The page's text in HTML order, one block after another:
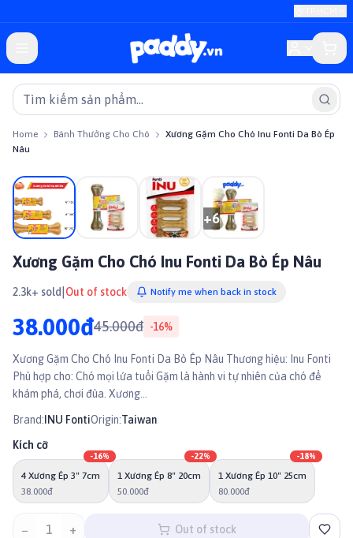
Home Bánh Thưởng Cho Chó
Xương Gặm Cho Chó Inu Fonti Da Bò Ép
Nâu
On sale
+6
Xương Gặm Cho Chó Inu Fonti Da Bò Ép Nâu
2.3k+ sold Out of stock Notify me when back in stock
38.000đ45.000đ -16%
Xương Gặm Cho Chó Inu Fonti Da Bò Ép Nâu Thương hiệu: Inu Fonti
Phù hợp cho: Chó mọi lứa tuổi Gặm là hành vi tự nhiên của chó để
khám phá, chơi đùa. Xương...
Brand: INU FontiOrigin:Taiwan
Kích cỡ
4 Xương Ép 3" 7cm
38.000đ
-16%
1 Xương Ép 8" 20cm
50.000đ
-22%
1 Xương Ép 10" 25cm
80.000đ
-18%
− 1 + Out of stock